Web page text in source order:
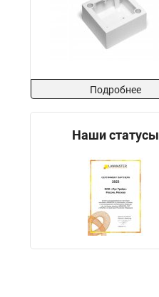
Подробнее
Наши статусы